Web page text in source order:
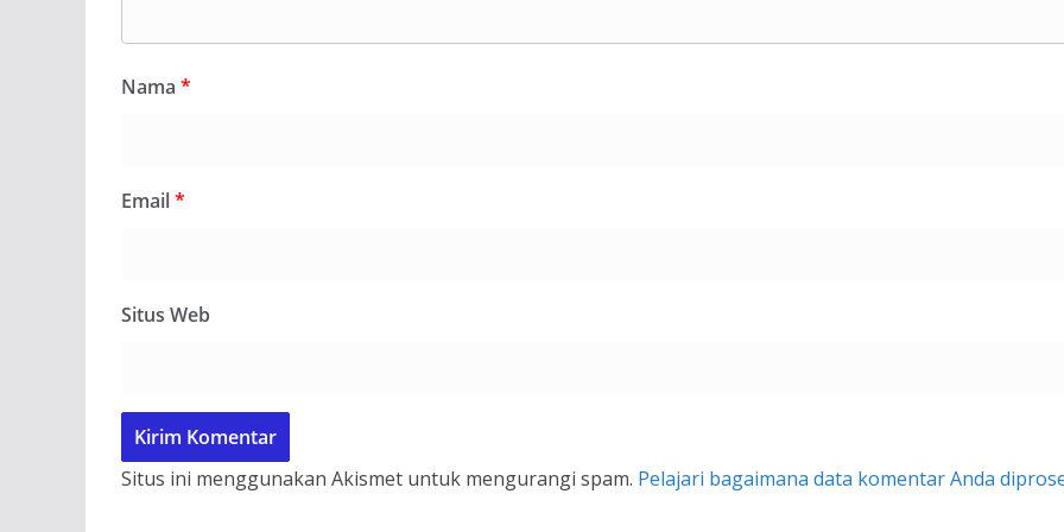
Nama *
Email*
Situs Web
Situs ini menggunakan Akismet untuk mengurangi spam. Pelajari bagaimana data komentar Anda